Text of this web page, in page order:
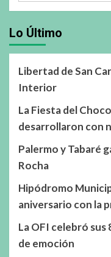
Lo Último
Libertad de San
Interior
La Fiesta del
desarrollaron con
Palermo y Tabaré
Rocha
Hipódromo
aniversario con la
La OFI celebró sus
de emoción